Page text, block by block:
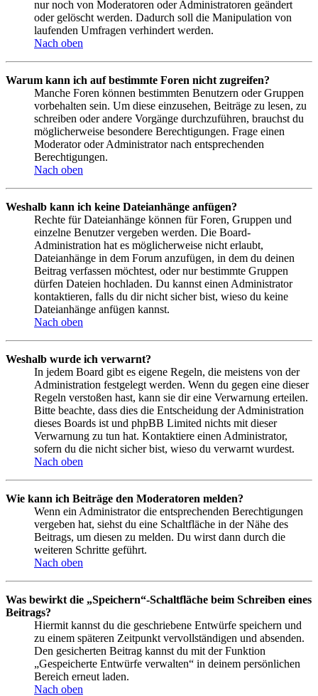
nur noch von Moderatoren oder Administratoren geändert
oder gelöscht werden. Dadurch soll die Manipulation von
laufenden Umfragen verhindert werden.
Nach oben
Warum kann ich auf bestimmte Foren nicht zugreifen?
Manche Foren können bestimmten Benutzern oder Gruppen
vorbehalten sein. Um diese einzusehen, Beiträge zu lesen, zu
schreiben oder andere Vorgänge durchzuführen, brauchst du
möglicherweise besondere Berechtigungen. Frage einen
Moderator oder Administrator nach entsprechenden
Berechtigungen.
Nach oben
Weshalb kann ich keine Dateianhänge anfügen?
Rechte für Dateianhänge können für Foren, Gruppen und
einzelne Benutzer vergeben werden. Die Board-
Administration hat es möglicherweise nicht erlaubt,
Dateianhänge in dem Forum anzufügen, in dem du deinen
Beitrag verfassen möchtest, oder nur bestimmte Gruppen
dürfen Dateien hochladen. Du kannst einen Administrator
kontaktieren, falls du dir nicht sicher bist, wieso du keine
Dateianhänge anfügen kannst.
Nach oben
Weshalb wurde ich verwarnt?
In jedem Board gibt es eigene Regeln, die meistens von der
Administration festgelegt werden. Wenn du gegen eine dieser
Regeln verstoßen hast, kann sie dir eine Verwarnung erteilen.
Bitte beachte, dass dies die Entscheidung der Administration
dieses Boards ist und phpBB Limited nichts mit dieser
Verwarnung zu tun hat. Kontaktiere einen Administrator,
sofern du die nicht sicher bist, wieso du verwarnt wurdest.
Nach oben
Wie kann ich Beiträge den Moderatoren melden?
Wenn ein Administrator die entsprechenden Berechtigungen
vergeben hat, siehst du eine Schaltfläche in der Nähe des
Beitrags, um diesen zu melden. Du wirst dann durch die
weiteren Schritte geführt.
Nach oben
Was bewirkt die „Speichern“-Schaltfläche beim Schreiben eines
Beitrags?
Hiermit kannst du die geschriebene Entwürfe speichern und
zu einem späteren Zeitpunkt vervollständigen und absenden.
Den gesicherten Beitrag kannst du mit der Funktion
„Gespeicherte Entwürfe verwalten“ in deinem persönlichen
Bereich erneut laden.
Nach oben